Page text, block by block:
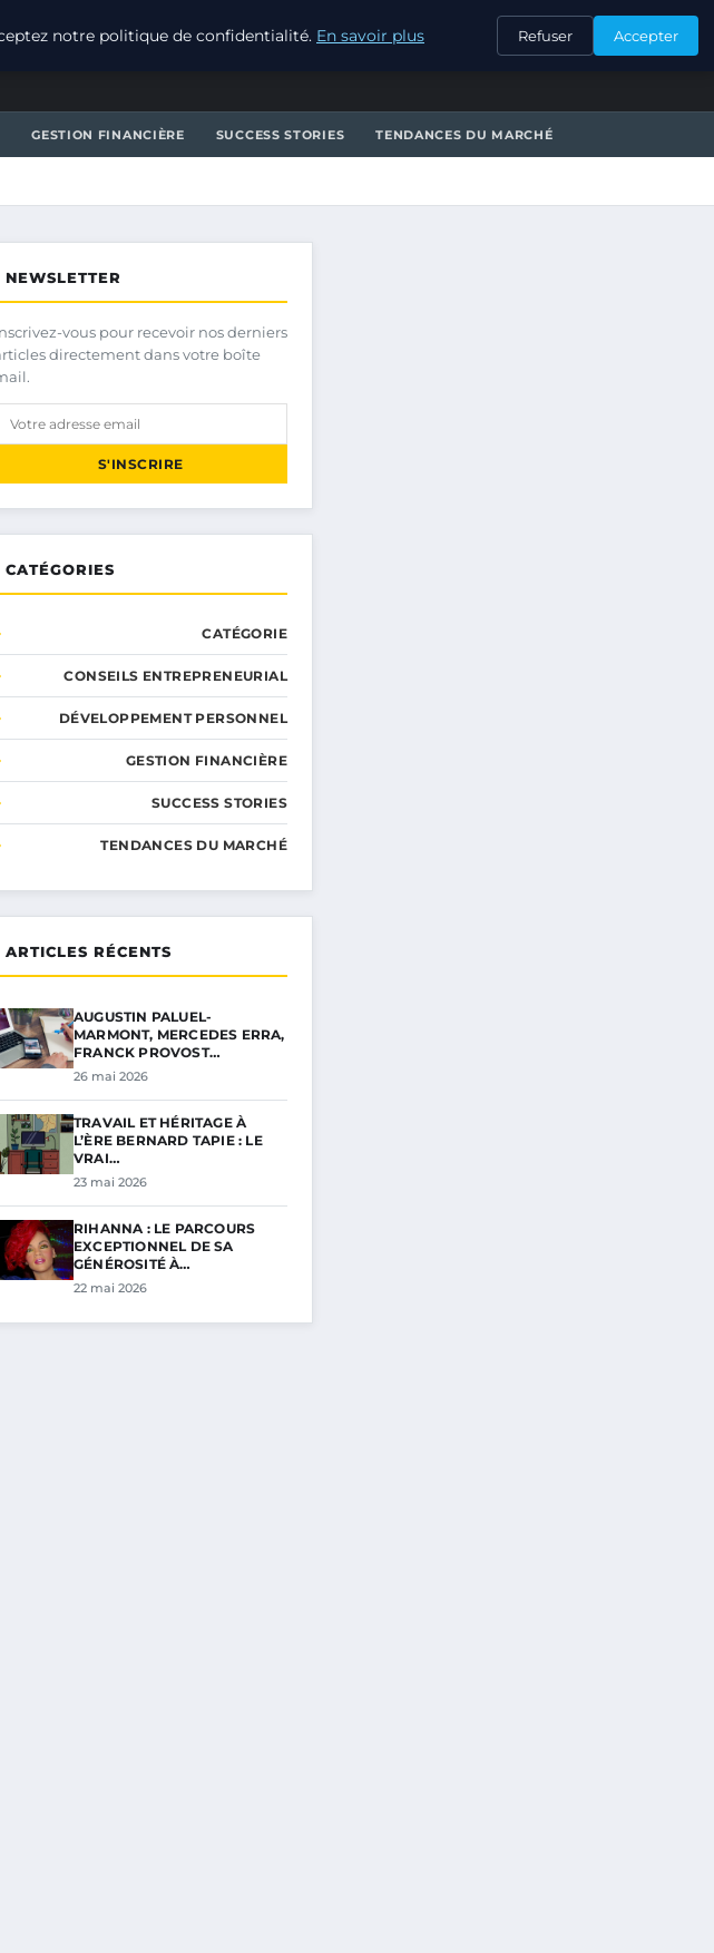
CONTACT
GESTION FINANCIÈRE SUCCESS STORIES TENDANCES DU MARCHÉ
NEWSLETTER
vous pour recevoir nos derniers
directement dans votre boîte
S'INSCRIRE
CATÉGORIES
CATÉGORIE
CONSEILS ENTREPRENEURIAL
DÉVELOPPEMENT PERSONNEL
GESTION FINANCIÈRE
SUCCESS STORIES
TENDANCES DU MARCHÉ
ARTICLES RÉCENTS
AUGUSTIN PALUEL-
MARMONT, MERCEDES ERRA,
FRANCK PROVOST…
26 mai 2026
TRAVAIL ET HÉRITAGE À
L’ÈRE BERNARD TAPIE : LE
VRAI…
23 mai 2026
RIHANNA : LE PARCOURS
EXCEPTIONNEL DE SA
GÉNÉROSITÉ À…
22 mai 2026
notre politique de confidentialité. En savoir plus Refuser Accepter